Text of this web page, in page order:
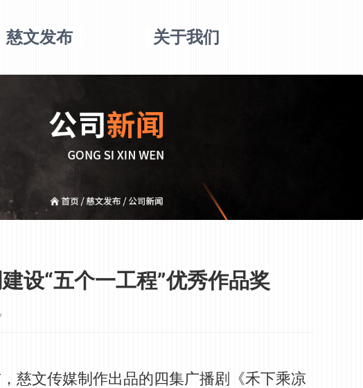
慈文发布 关于我们
设“五个一工程”优秀作品奖
文传媒制作出品的四集广播剧《禾下乘凉